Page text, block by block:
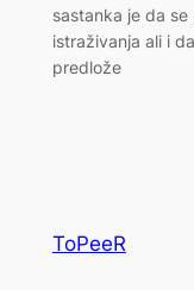
sastanka je da
istraživanja ali i
predlože
ToPeeR